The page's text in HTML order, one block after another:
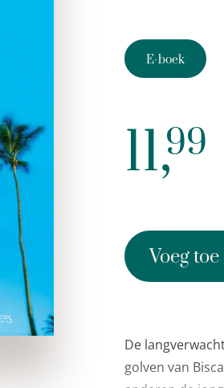
E-boek
11,99
Voeg toe
De
golven van